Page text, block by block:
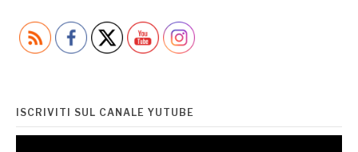
ISCRIVITI SUL CANALE YUTUBE